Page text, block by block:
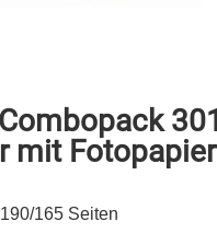
301
mit Fotopapier
165 Seiten